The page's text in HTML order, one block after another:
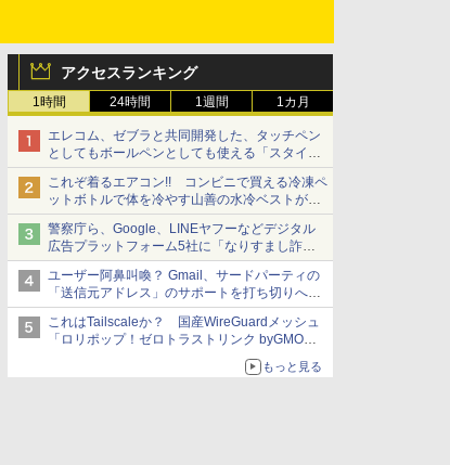
アクセスランキング
1時間 24時間 1週間 1カ月
エレコム、ゼブラと共同開発した、タッチペン
としてもボールペンとしても使える「スタイラ
スツーウェイ」発売 iPadにも紙にも、持ち替
えずに書き込める
これぞ着るエアコン!! コンビニで買える冷凍ペ
ットボトルで体を冷やす山善の水冷ベストがロ
ードバイクにちょうどいい【ぼっち・ざ・ろー
ど！その14】【空いた時間でなにしてる？】
警察庁ら、Google、LINEヤフーなどデジタル
広告プラットフォーム5社に「なりすまし詐欺
広告」対策強化を要請 著名人の写真や映像を
使った投資詐欺などへの対策として
ユーザー阿鼻叫喚？ Gmail、サードパーティの
「送信元アドレス」のサポートを打ち切りへ
【やじうまWatch】
これはTailscaleか？ 国産WireGuardメッシュ
「ロリポップ！ゼロトラストリンク byGMOペ
パボ」を実測で確かめた【イニシャルB】
もっと見る